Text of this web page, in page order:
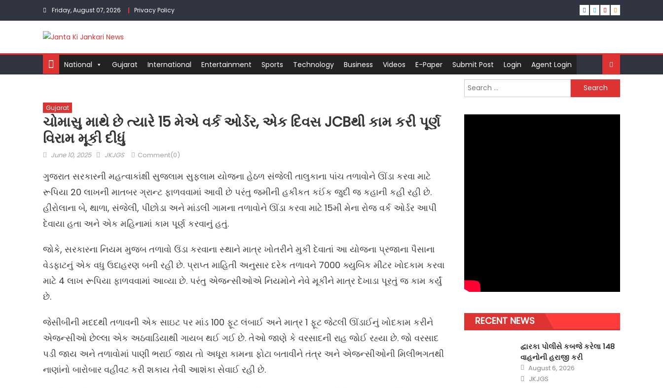
Friday, August 07, 2026 Privacy Policy
National Gujarat International Entertainment Sports Technology Business Videos E-Paper Submit Post Login Agent Login
Gujarat
ચોમાસુ માથે છે ત્યારે 15 મેએ વર્ક ઓર્ડર, એક દિવસ JCBથી કામ કરી પૂર્ણ
વિરામ મૂકી દીધું
Posted
June 10, 2025 Author
JKJGS Comment(0)
ગુજરાત સરકારની મહત્વાકાંક્ષી સુજલામ સુફલામ યોજના હેઠળ સંજેલી તાલુકાના પાંચ તળાવોને ઊંડા કરવા માટે
રૂપિયા 20 લાખની માતબર ગ્રાન્ટ ફાળવવામાં આવી છે પરંતુ જમીની હકીકત કઈંક જુદી જ કહાની કહી રહી છે.
હીરોલાના બે, થાળા, સંજેલી, પીછોડા અને માંડલી ગામના તળાવોને ઊંડા કરવા માટે 15મી મેના રોજ વર્ક ઓર્ડર આપી
દેવાયા હતા અને એક મહિનામાં કામ પૂર્ણ કરવાનું હતું.
જોકે, સરકારના નિયમ મુજબ તળાવો ઉંડા કરવાના સ્થાને માત્ર ખોતરીને મુકી દેવાતાં આ યોજના પ્રજાના પૈસાના
વેડફાટનું એક વધુ ઉદાહરણ બની રહી છે. પ્રાપ્ત માહિતી અનુસાર દરેક તળાવને 7000 ક્યુબિક મીટર ખોદકામ કરવા
માટે 4 લાખ રૂપિયા ફાળવવામાં આવ્યા છે. પરંતુ એજન્સીઓએ નિયમોને નેવે મૂકીને માત્ર દેખાડા પૂરતું જ કામ કર્યું
છે.
જેસીબીની મદદથી તળાવની એક સાઇટ પર માંડ 100 ફૂટ લંબાઈ અને માત્ર 1 ફૂટ જેટલી ઊંડાઈનું ખોદકામ કરીને
એજન્સીઓ છેલ્લા એક અઠવાડિયાથી ગાયબ થઈ ગઈ છે. તેઓ જાણે કે વરસાદની રાહ જોઈ રહ્યા છે. જો વરસાદ
પડી જાય અને તળાવોમાં પાણી ભરાઈ જાય તો અધૂરા કામના ફોટા બતાવીને તંત્ર અને એજન્સીઓની મિલીભગતથી
નાણાંનો બારોબાર વહીવટ કરી શકાય તેવી આશંકા સેવાઈ રહી છે.
Search
for:
RECENT NEWS
દ્વારકા પોલીસે કબજે કરેલા 148
વાહનોની હરાજી કરી
Posted
on
August 6, 2026
Author
JKJGS